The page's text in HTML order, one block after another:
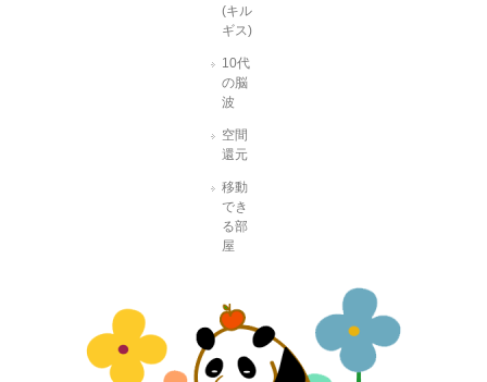
(キル
ギス)
10代
の脳
波
空間
還元
移動
でき
る部
屋